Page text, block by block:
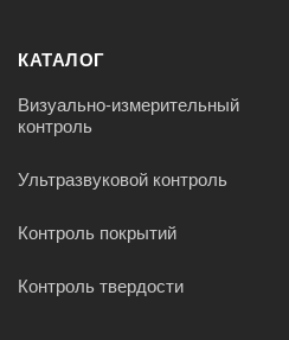
КАТАЛОГ
Визуально-измерительный
контроль
Ультразвуковой контроль
Контроль покрытий
Контроль твердости